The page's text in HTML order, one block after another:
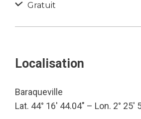
Gratuit
Localisation
Baraqueville
Lat. 44° 16′ 44.04″ – Lon. 2° 25′